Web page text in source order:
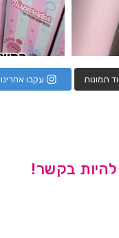
תמונות עקבו אחרינו
להיות בקשר!